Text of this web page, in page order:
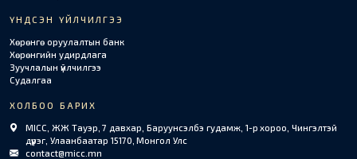
ҮНДСЭН ҮЙЛЧИЛГЭЭ
Хөрөнгө оруулалтын банк
Хөрөнгийн удирдлага
Зуучлалын үйлчилгээ
Судалгаа
ХОЛБОО БАРИХ
MICC, ЖЖ Тауэр, 7 давхар, Баруунсэлбэ гудамж, 1-р хороо, Чингэлтэй
дүүрэг, Улаанбаатар 15170, Монгол Улс
contact@micc.mn